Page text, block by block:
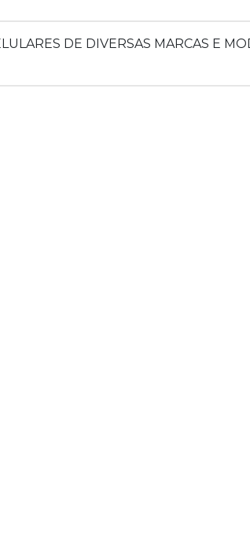
DE DIVERSAS MARCAS E